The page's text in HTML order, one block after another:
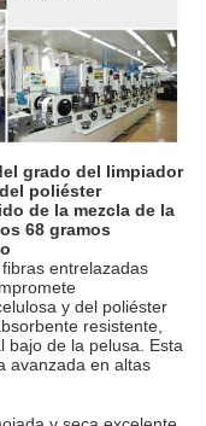
grado del limpiador
poliéster
de la mezcla de la
68 gramos
entrelazadas
y del poliéster
resistente,
bajo de la pelusa. Esta
avanzada en altas